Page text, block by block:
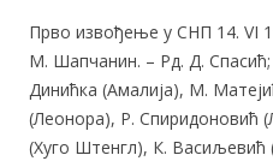
Прво извођење у СНП 14. VI
М. Шапчанин. – Рд. Д.
Динићка (Амалија), М.
(Леонора), Р. Спиридоновић
(Хуго Штенгл), К. Васиљевић